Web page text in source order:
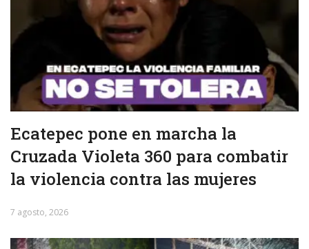
Ecatepec pone en marcha la
Cruzada Violeta 360 para combatir
la violencia contra las mujeres
7 agosto, 2026